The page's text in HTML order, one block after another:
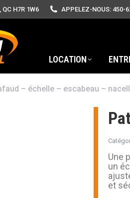
QC H7R 1W6 APPELEZ-NOUS: 450-
LOCATION
– échelle – escabeau –
Une
un
et